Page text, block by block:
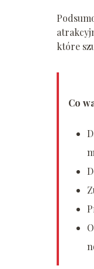
które
Co